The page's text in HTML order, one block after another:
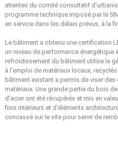
attentes du comité consultatif
programme technique imposé par le
en service dans les délais prévus, à la
Le bâtiment a obtenu une certification
un niveau de performance énergétique
refroidissement du bâtiment utilise la
à l’emploi de matériaux locaux,
bâtiment existant a permis de viser
matériaux. Une grande partie du bois
d’acier ont été récupérés et mis en
finis intérieurs et d’éléments
concassé sur le site pour servir de